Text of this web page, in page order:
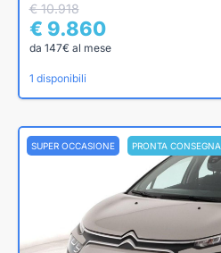
€ 10.918
€ 9.860
da 147€ al mese
1 disponibili
SUPER OCCASIONE PRONTA CONSEGNA